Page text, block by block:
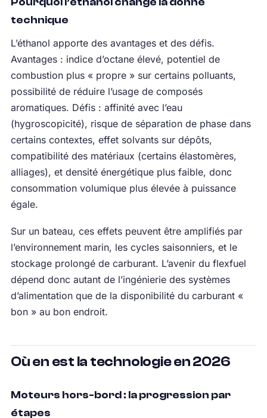
technique
L’éthanol apporte des avantages et des défis.
Avantages : indice d’octane élevé, potentiel de
combustion plus « propre » sur certains polluants,
possibilité de réduire l’usage de composés
aromatiques. Défis : affinité avec l’eau
(hygroscopicité), risque de séparation de phase dans
certains contextes, effet solvants sur dépôts,
compatibilité des matériaux (certains élastomères,
alliages), et densité énergétique plus faible, donc
consommation volumique plus élevée à puissance
égale.
Sur un bateau, ces effets peuvent être amplifiés par
l’environnement marin, les cycles saisonniers, et le
stockage prolongé de carburant. L’avenir du flexfuel
dépend donc autant de l’ingénierie des systèmes
d’alimentation que de la disponibilité du carburant «
bon » au bon endroit.
Où en est la technologie en 2026
Moteurs hors-bord : la progression par
étapes